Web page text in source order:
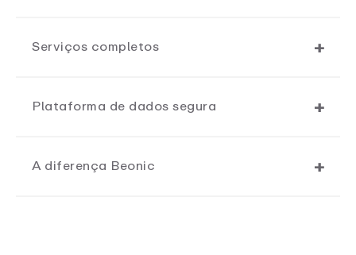
Serviços completos
Plataforma de dados segura
A diferença Beonic